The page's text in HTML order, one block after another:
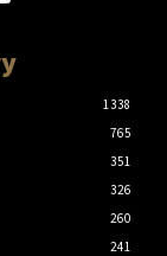
1338
765
351
326
260
241